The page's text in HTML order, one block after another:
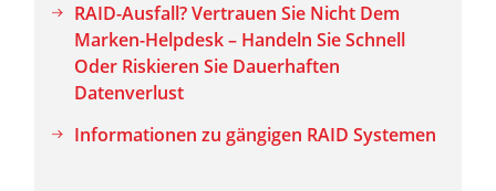
RAID-Ausfall? Vertrauen Sie Nicht Dem
Marken-Helpdesk – Handeln Sie Schnell
Oder Riskieren Sie Dauerhaften
Datenverlust
Informationen zu gängigen RAID Systemen